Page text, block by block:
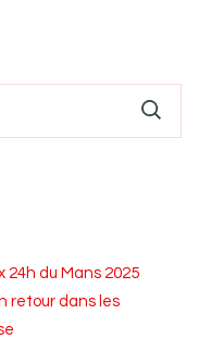
24h du Mans 2025
retour dans les